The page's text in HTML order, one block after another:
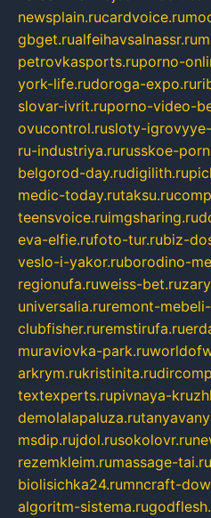
newsplain.rucardvoice.ru
gbget.rualfeihavsalnassr.ru
petrovkasports.ruporno-
york-life.rudoroga-expo.ru
slovar-ivrit.ruporno-video-
ovucontrol.rusloty-
ru-industriya.rurusskoe-
belgorod-day.rudigilith.ru
medic-today.rutaksu.ru
teensvoice.ruimgsharing.ru
eva-elfie.rufoto-tur.rubiz-
veslo-i-yakor.ruborodino-
regionufa.ruweiss-bet.ru
universalia.ruremont-
clubfisher.ruremstirufa.ru
muraviovka-park.ru
arkrym.rukristinita.ru
textexperts.rupivnaya-
demolalapaluza.ru
msdip.rujdol.rusokolovr.ru
rezemkleim.rumassage-tai.ru
biolisichka24.rumncraft-
algoritm-sistema.ru